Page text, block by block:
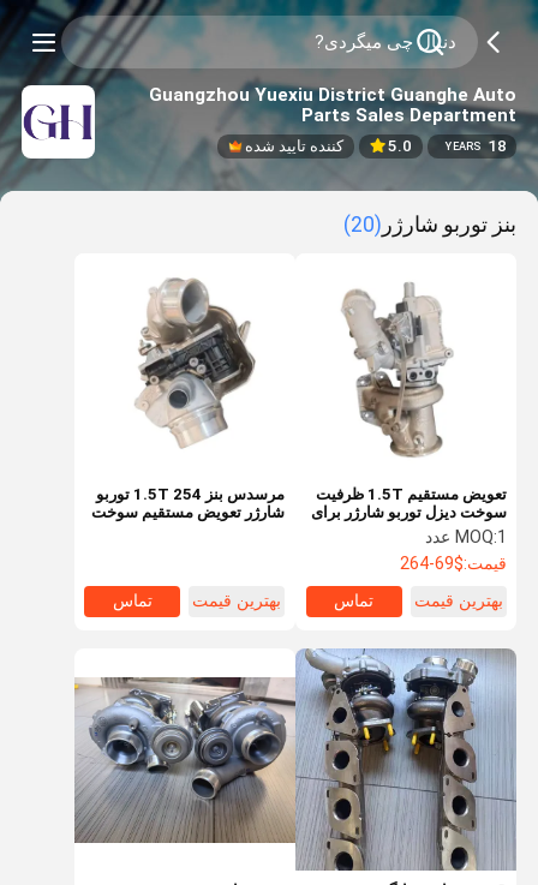
Guangzhou Yuexiu District Guanghe Auto
Parts Sales Department
18
YEARS
5.0 کننده تایید شده
بنز توربو شارژر (20)
مرسدس بنز 254 1.5T توربو
شارژر تعویض مستقیم سوخت
بهترین قیمت تماس
تعویض مستقیم 1.5T ظرفیت
سوخت دیزل توربو شارژر برای
کولوی
MOQ:1 عدد
قیمت:$69-264
بهترین قیمت
تماس